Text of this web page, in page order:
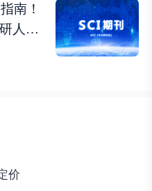
南！
人速
价